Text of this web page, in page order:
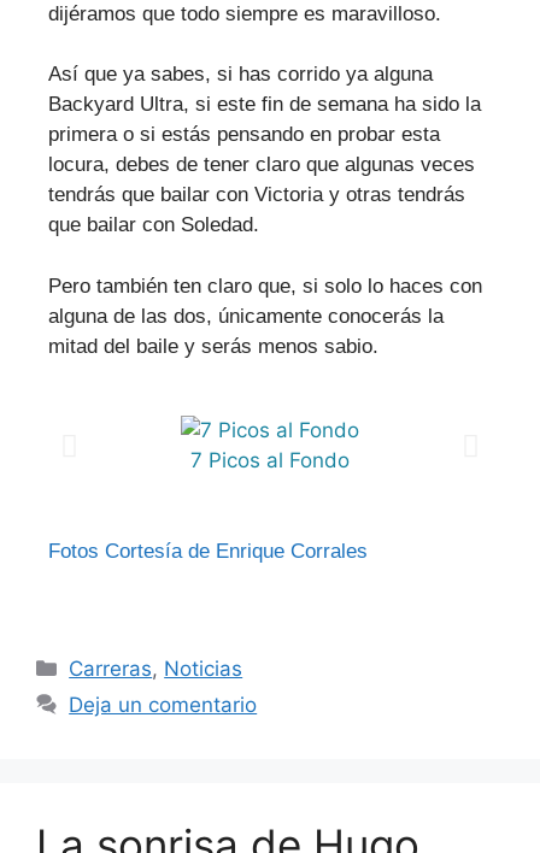
dijéramos que todo siempre es maravilloso.
Así que ya sabes, si has corrido ya alguna
Backyard Ultra, si este fin de semana ha sido la
primera o si estás pensando en probar esta
locura, debes de tener claro que algunas veces
tendrás que bailar con Victoria y otras tendrás
que bailar con Soledad.
Pero también ten claro que, si solo lo haces con
alguna de las dos, únicamente conocerás la
mitad del baile y serás menos sabio.
7 Picos al Fondo
Fotos Cortesía de Enrique Corrales
Carreras, Noticias
Deja un comentario